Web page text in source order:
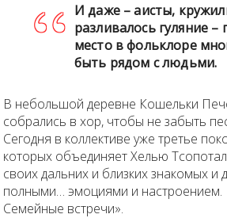
И даже – аисты,
разливалось гуляние
место в фольклоре
быть рядом с людьми.
В небольшой деревне Кошельки
собрались в хор, чтобы не забыть
Сегодня в коллективе уже третье
которых объединяет Хелью
своих дальних и близких знакомых и
полными… эмоциями и настроением.
Семейные встречи».